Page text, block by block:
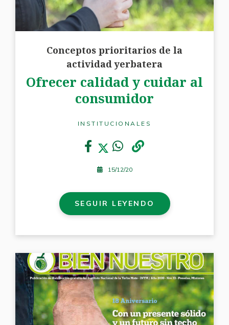
Conceptos prioritarios de la
actividad yerbatera
Ofrecer calidad y cuidar al
consumidor
INSTITUCIONALES
15/12/20
SEGUIR LEYENDO